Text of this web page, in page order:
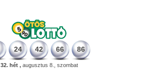
24 42 66 86
32. hét ,augusztus 8., szombat